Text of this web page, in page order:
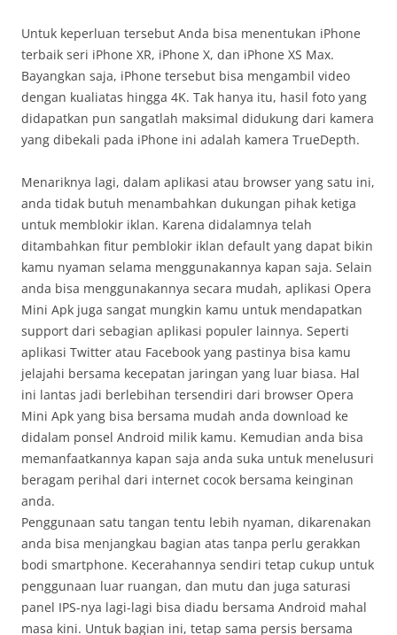
Untuk keperluan tersebut Anda bisa menentukan iPhone
terbaik seri iPhone XR, iPhone X, dan iPhone XS Max.
Bayangkan saja, iPhone tersebut bisa mengambil video
dengan kualiatas hingga 4K. Tak hanya itu, hasil foto yang
didapatkan pun sangatlah maksimal didukung dari kamera
yang dibekali pada iPhone ini adalah kamera TrueDepth.
Menariknya lagi, dalam aplikasi atau browser yang satu ini,
anda tidak butuh menambahkan dukungan pihak ketiga
untuk memblokir iklan. Karena didalamnya telah
ditambahkan fitur pemblokir iklan default yang dapat bikin
kamu nyaman selama menggunakannya kapan saja. Selain
anda bisa menggunakannya secara mudah, aplikasi Opera
Mini Apk juga sangat mungkin kamu untuk mendapatkan
support dari sebagian aplikasi populer lainnya. Seperti
aplikasi Twitter atau Facebook yang pastinya bisa kamu
jelajahi bersama kecepatan jaringan yang luar biasa. Hal
ini lantas jadi berlebihan tersendiri dari browser Opera
Mini Apk yang bisa bersama mudah anda download ke
didalam ponsel Android milik kamu. Kemudian anda bisa
memanfaatkannya kapan saja anda suka untuk menelusuri
beragam perihal dari internet cocok bersama keinginan
anda.
Penggunaan satu tangan tentu lebih nyaman, dikarenakan
anda bisa menjangkau bagian atas tanpa perlu gerakkan
bodi smartphone. Kecerahannya sendiri tetap cukup untuk
penggunaan luar ruangan, dan mutu dan juga saturasi
panel IPS-nya lagi-lagi bisa diadu bersama Android mahal
masa kini. Untuk bagian ini, tetap sama persis bersama